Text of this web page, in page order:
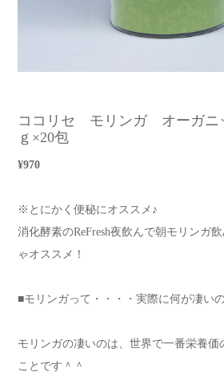
ココリセ モリンガ オーガニ
ｇ×20包
¥970
※とにかく便秘にオススメ♪
消化酵素のReFresh夜飲んで朝モリンガ
ゃオススメ！
■モリンガって・・・・実際に何が凄い
モリンガの凄いのは、世界で一番栄養価
ことです＾＾